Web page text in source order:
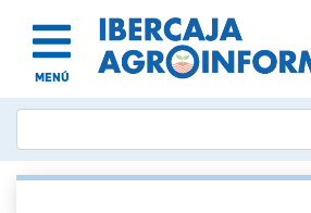
MENÚ